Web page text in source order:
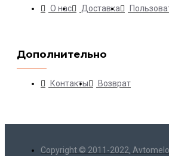
О нас Доставка
Дополнительно
Контакты Возврат
Copyright © 2011-2022,